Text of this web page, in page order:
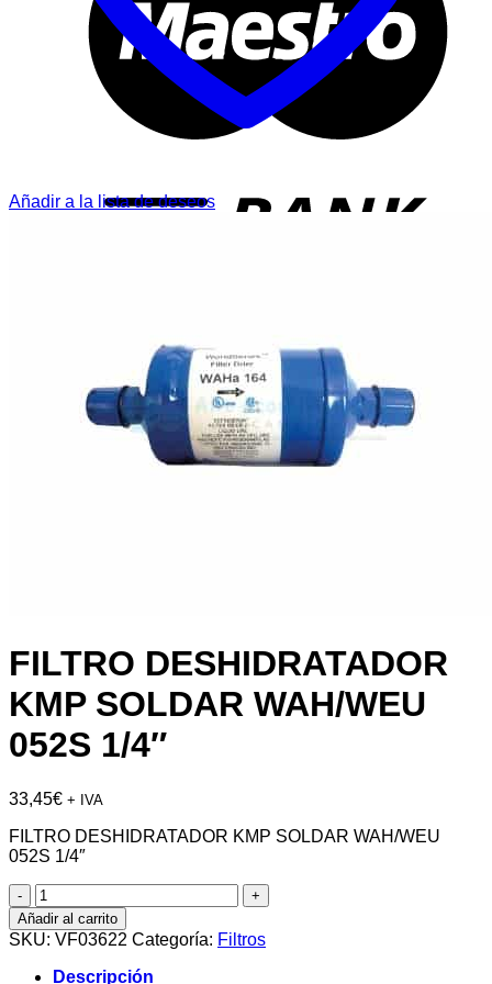
Añadir a la lista de deseos
FILTRO DESHIDRATADOR
KMP SOLDAR WAH/WEU
052S 1/4″
33,45€ + IVA
FILTRO DESHIDRATADOR KMP SOLDAR WAH/WEU
052S 1/4″
FILTRO
DESHIDRATADOR
KMP
SOLDAR
WAH/WEU
Añadir al carrito
SKU: VF03622 Categoría: Filtros
Descripción